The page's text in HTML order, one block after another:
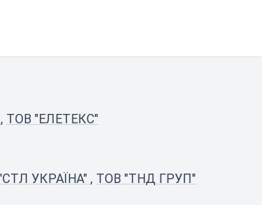
, ТОВ "ЕЛЕТЕКС"
УКРАЇНА" , ТОВ "ТНД ГРУП"